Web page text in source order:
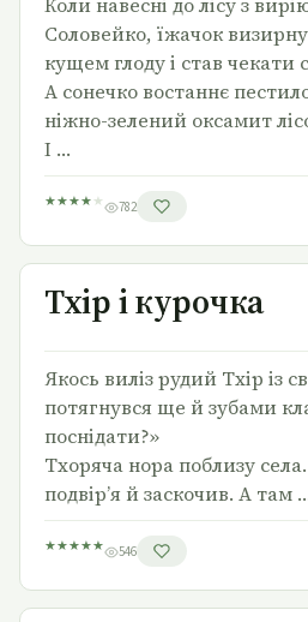
Соловейко, їжачок
кущем глоду і став чекати
А сонечко востаннє
ніжно-зелений оксамит
І …
★★★★ ★ 782
Тхір і
Тхір і курочка
Якось виліз рудий Тхір із
потягнувся ще й зубами
поснідати?»
Тхоряча нора поблизу
подвір’я й заскочив. А там
★★★★★ 546
Цікавий